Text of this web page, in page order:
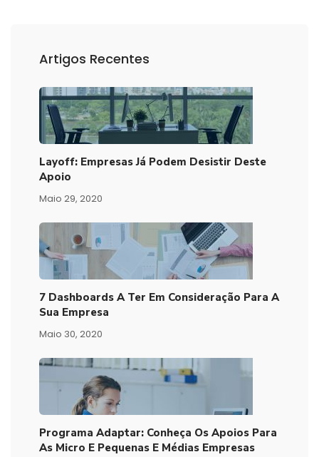
Artigos Recentes
Layoff: Empresas Já Podem Desistir Deste
Apoio
Maio 29, 2020
7 Dashboards A Ter Em Consideração Para A
Sua Empresa
Maio 30, 2020
Programa Adaptar: Conheça Os Apoios Para
As Micro E Pequenas E Médias Empresas